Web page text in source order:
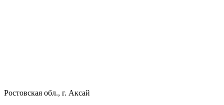
Ростовская обл., г. Аксай